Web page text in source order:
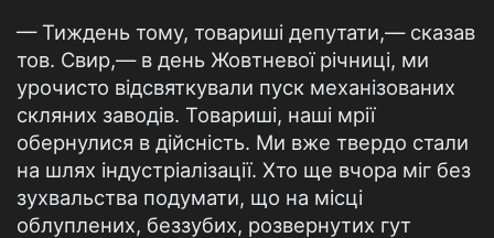
— Тиждень тому, товариші депутати,— сказав
тов. Свир,— в день Жовтневої річниці, ми
урочисто відсвяткували пуск механізованих
скляних заводів. Товариші, наші мрії
обернулися в дійсність. Ми вже твердо стали
на шлях індустріалізації. Хто ще вчора міг без
зухвальства подумати, що на місці
облуплених, беззубих, розвернутих гут